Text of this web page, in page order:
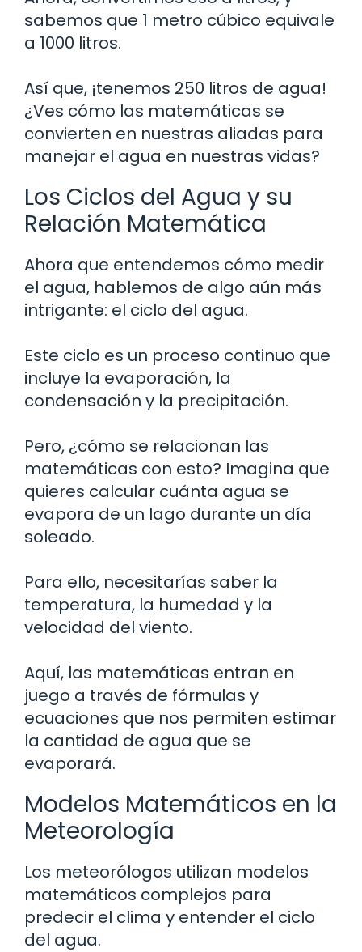
sabemos que 1 metro cúbico equivale
a 1000 litros.
Así que, ¡tenemos 250 litros de agua!
¿Ves cómo las matemáticas se
convierten en nuestras aliadas para
manejar el agua en nuestras vidas?
Los Ciclos del Agua y su
Relación Matemática
Ahora que entendemos cómo medir
el agua, hablemos de algo aún más
intrigante: el ciclo del agua.
Este ciclo es un proceso continuo que
incluye la evaporación, la
condensación y la precipitación.
Pero, ¿cómo se relacionan las
matemáticas con esto? Imagina que
quieres calcular cuánta agua se
evapora de un lago durante un día
soleado.
Para ello, necesitarías saber la
temperatura, la humedad y la
velocidad del viento.
Aquí, las matemáticas entran en
juego a través de fórmulas y
ecuaciones que nos permiten estimar
la cantidad de agua que se
evaporará.
Modelos Matemáticos en la
Meteorología
Los meteorólogos utilizan modelos
matemáticos complejos para
predecir el clima y entender el ciclo
del agua.